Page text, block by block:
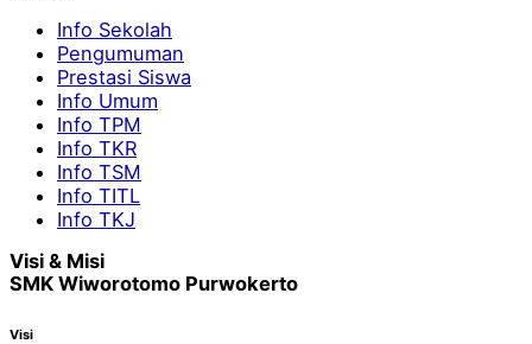
Info Sekolah
Pengumuman
Prestasi Siswa
Info Umum
Info TPM
Info TKR
Info TSM
Info TITL
Info TKJ
Visi & Misi
SMK Wiworotomo Purwokerto
Visi